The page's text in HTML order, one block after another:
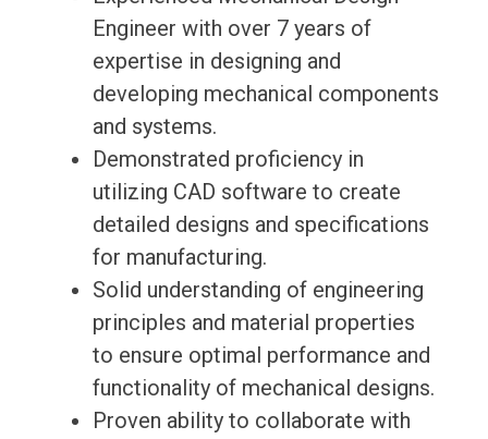
Engineer with over 7 years of
expertise in designing and
developing mechanical components
and systems.
Demonstrated proficiency in
utilizing CAD software to create
detailed designs and specifications
for manufacturing.
Solid understanding of engineering
principles and material properties
to ensure optimal performance and
functionality of mechanical designs.
Proven ability to collaborate with